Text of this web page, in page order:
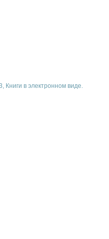
Книги в электронном виде.